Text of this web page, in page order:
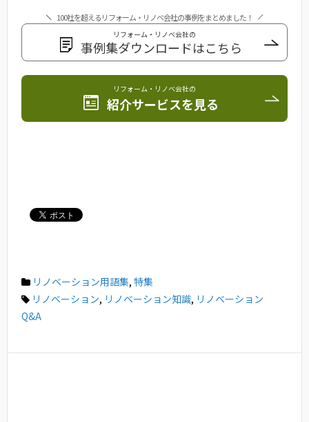
100社を超えるリフォーム・リノベ会社の事例をまとめました！
リフォーム・リノベ会社の
事例集ダウンロードはこちら
リフォーム・リノベ会社の
紹介サービスを見る
リノベーション用語集, 特集
リノベーション, リノベーション知識, リノベーション
Q&A